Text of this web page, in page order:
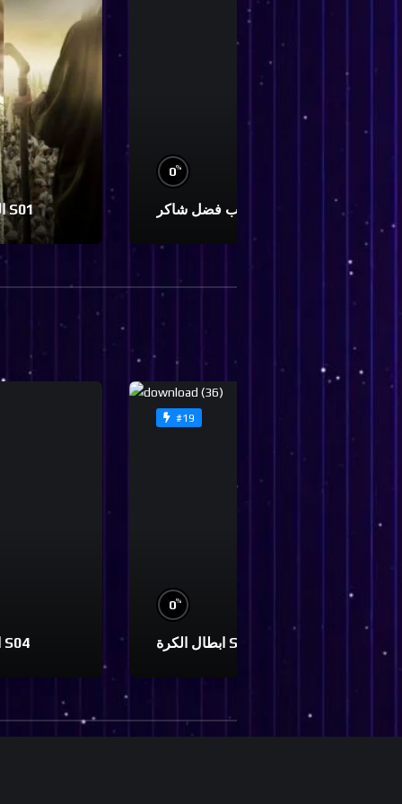
الفاروق عمر S01
0%
ابطال الكرة S04
#19
0%
ابطال الكرة S01